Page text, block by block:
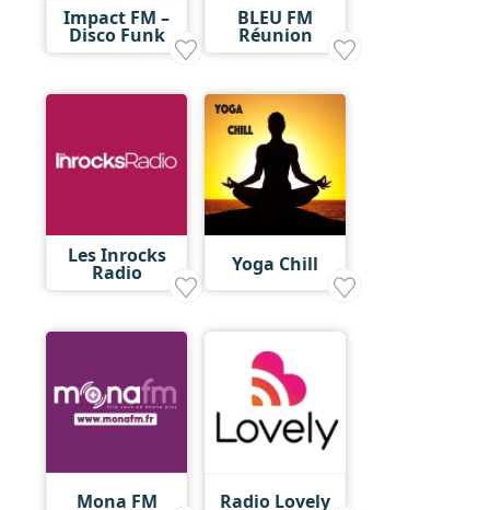
Impact FM –
Disco Funk
BLEU FM
Réunion
Les Inrocks
Radio Yoga Chill
Mona FM Radio Lovely